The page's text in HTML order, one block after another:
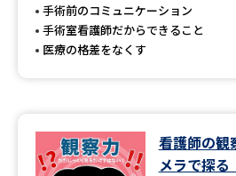
手術前のコミュニケーション
手術室看護師だからできること
医療の格差をなくす
看護師の
メラで探る